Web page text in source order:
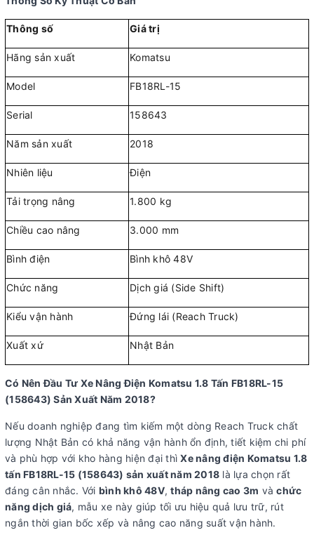
Thông số Giá trị
Hãng sản xuất Komatsu
Model FB18RL-15
Serial 158643
Năm sản xuất 2018
Nhiên liệu Điện
Tải trọng nâng 1.800 kg
Chiều cao nâng 3.000 mm
Bình điện Bình khô 48V
Chức năng Dịch giá (Side Shift)
Kiểu vận hành Đứng lái (Reach Truck)
Xuất xứ Nhật Bản
Có Nên Đầu Tư Xe Nâng Điện Komatsu 1.8 Tấn FB18RL-15
(158643) Sản Xuất Năm 2018?
Nếu doanh nghiệp đang tìm kiếm một dòng Reach Truck chất
lượng Nhật Bản có khả năng vận hành ổn định, tiết kiệm chi phí
và phù hợp với kho hàng hiện đại thìXe nâng điện Komatsu 1.8
tấn FB18RL-15 (158643) sản xuất năm 2018 là lựa chọn rất
đáng cân nhắc. Với bình khô 48V,tháp nâng cao 3m vàchức
năng dịch giá, mẫu xe này giúp tối ưu hiệu quả lưu trữ, rút
ngắn thời gian bốc xếp và nâng cao năng suất vận hành.